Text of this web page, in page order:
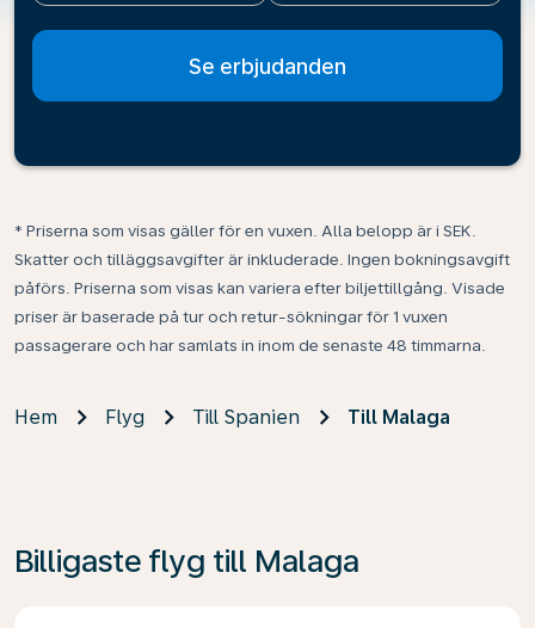
Se erbjudanden
* Priserna som visas gäller för en vuxen. Alla belopp är i SEK.
Skatter och tilläggsavgifter är inkluderade. Ingen bokningsavgift
påförs. Priserna som visas kan variera efter biljettillgång. Visade
priser är baserade på tur och retur-sökningar för 1 vuxen
passagerare och har samlats in inom de senaste 48 timmarna.
Hem Flyg Till Spanien Till Malaga
Billigaste flyg till Malaga